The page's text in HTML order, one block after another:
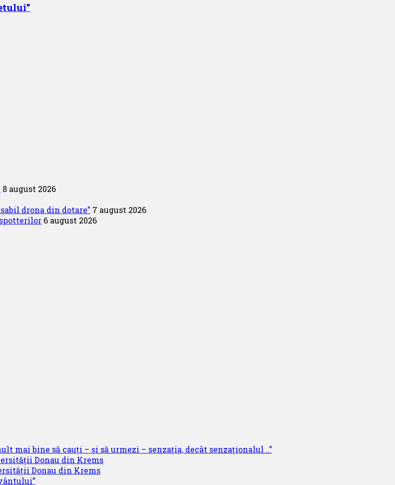
8 august 2026
drona din dotare” 7 august 2026
6 august 2026
mai bine să cauți – și să urmezi – senzația, decât senzaționalul ..”
Donau din Krems
Donau din Krems